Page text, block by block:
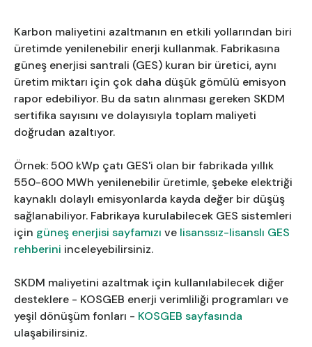
Karbon maliyetini azaltmanın en etkili yollarından biri
üretimde yenilenebilir enerji kullanmak. Fabrikasına
güneş enerjisi santrali (GES) kuran bir üretici, aynı
üretim miktarı için çok daha düşük gömülü emisyon
rapor edebiliyor. Bu da satın alınması gereken SKDM
sertifika sayısını ve dolayısıyla toplam maliyeti
doğrudan azaltıyor.
Örnek: 500 kWp çatı GES'i olan bir fabrikada yıllık
550-600 MWh yenilenebilir üretimle, şebeke elektriği
kaynaklı dolaylı emisyonlarda kayda değer bir düşüş
sağlanabiliyor. Fabrikaya kurulabilecek GES sistemleri
için güneş enerjisi sayfamızı ve lisanssız-lisanslı GES
rehberini inceleyebilirsiniz.
SKDM maliyetini azaltmak için kullanılabilecek diğer
desteklere - KOSGEB enerji verimliliği programları ve
yeşil dönüşüm fonları - KOSGEB sayfasında
ulaşabilirsiniz.